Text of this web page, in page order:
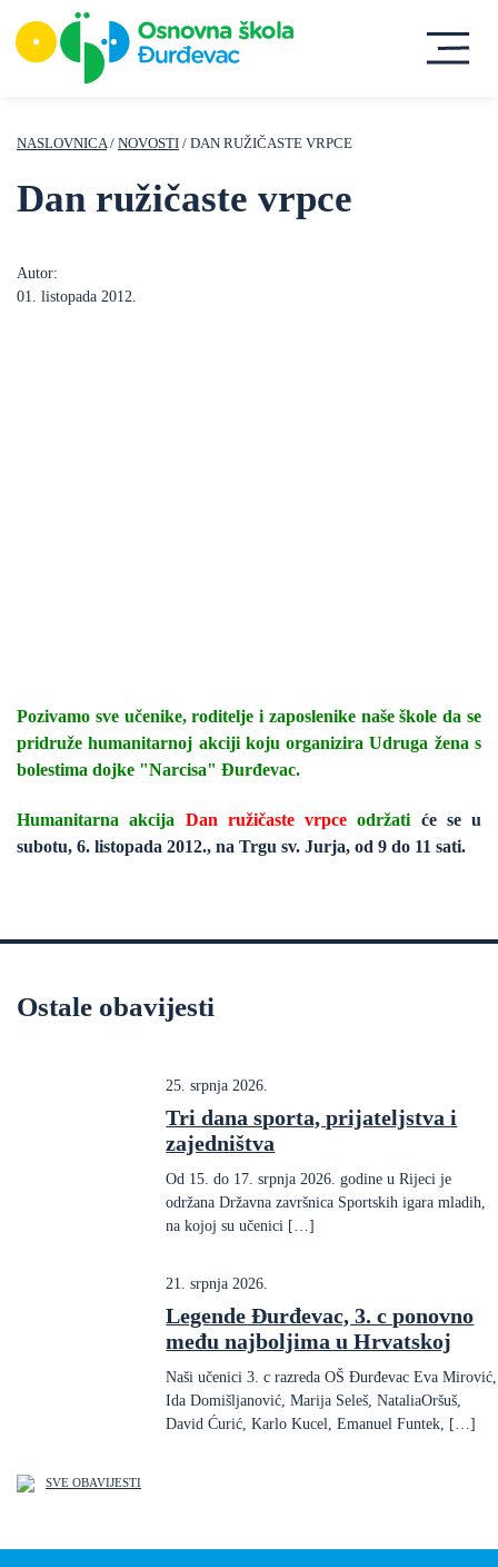
NASLOVNICA/ NOVOSTI / DAN RUŽIČASTE VRPCE
Dan ružičaste vrpce
Autor:
01. listopada 2012.
Pozivamo sve učenike, roditelje i zaposlenike naše škole da se
pridruže humanitarnoj akciji koju organizira Udruga žena s
bolestima dojke "Narcisa" Đurđevac.
Humanitarna akcija Dan ružičaste vrpce održati će se u
subotu, 6. listopada 2012., na Trgu sv. Jurja, od 9 do 11 sati.
Ostale obavijesti
25. srpnja 2026.
Tri dana sporta, prijateljstva i
zajedništva
Od 15. do 17. srpnja 2026. godine u Rijeci je
održana Državna završnica Sportskih igara mladih,
na kojoj su učenici […]
21. srpnja 2026.
Legende Đurđevac, 3. c ponovno
među najboljima u Hrvatskoj
Naši učenici 3. c razreda OŠ Đurđevac Eva Mirović,
Ida Domišljanović, Marija Seleš, NataliaOršuš,
David Ćurić, Karlo Kucel, Emanuel Funtek, […]
SVE OBAVIJESTI